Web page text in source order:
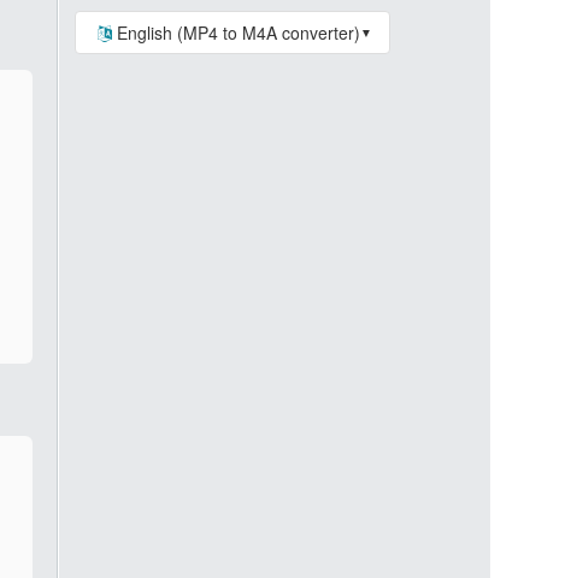
English (MP4 to M4A converter) ▼